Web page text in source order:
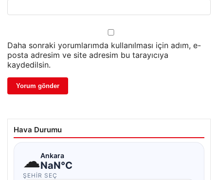
Daha sonraki yorumlarımda kullanılması için adım, e-
posta adresim ve site adresim bu tarayıcıya
kaydedilsin.
Hava Durumu
☁Ankara
NaN°C
ŞEHIR SEÇ